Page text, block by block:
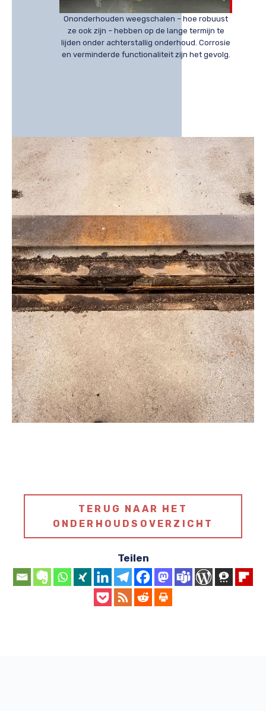
Ononderhouden weegschalen – hoe robuust
ze ook zijn – hebben op de lange termijn te
lijden onder achterstallig onderhoud. Corrosie
en verminderde functionaliteit zijn het gevolg.
TERUG NAAR HET
ONDERHOUDSOVERZICHT
Teilen